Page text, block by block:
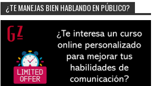
¿TE MANEJAS BIEN HABLANDO EN PÚBLICO?